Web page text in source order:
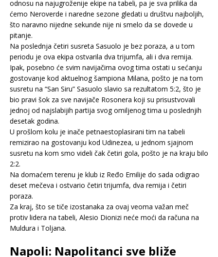
odnosu na najugroženije ekipe na tabeli, pa je sva prilika da
ćemo Neroverde i naredne sezone gledati u društvu najboljih,
što naravno nijedne sekunde nije ni smelo da se dovede u
pitanje.
Na poslednja četiri susreta Sasuolo je bez poraza, a u tom
periodu je ova ekipa ostvarila dva trijumfa, ali i dva remija.
Ipak, posebno će svim navijačima ovog tima ostati u sećanju
gostovanje kod aktuelnog šampiona Milana, pošto je na tom
susretu na “San Siru” Sasuolo slavio sa rezultatom 5:2, što je
bio pravi šok za sve navijače Rosonera koji su prisustvovali
jednoj od najslabijih partija svog omiljenog tima u poslednjih
desetak godina.
U prošlom kolu je inače petnaestoplasirani tim na tabeli
remizirao na gostovanju kod Udinezea, u jednom sjajnom
susretu na kom smo videli čak četiri gola, pošto je na kraju bilo
2:2.
Na domaćem terenu je klub iz Ređo Emilije do sada odigrao
deset mečeva i ostvario četiri trijumfa, dva remija i četiri
poraza.
Za kraj, što se tiče izostanaka za ovaj veoma važan meč
protiv lidera na tabeli, Alesio Dionizi neće moći da računa na
Muldura i Toljana.
Napoli: Napolitanci sve bliže